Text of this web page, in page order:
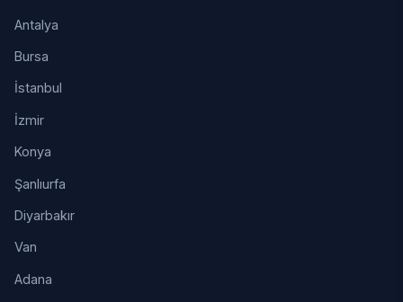
Antalya
Bursa
İstanbul
İzmir
Konya
Şanlıurfa
Diyarbakır
Van
Adana